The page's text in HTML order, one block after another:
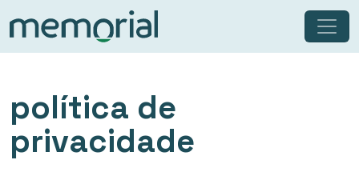
política de
privacidade